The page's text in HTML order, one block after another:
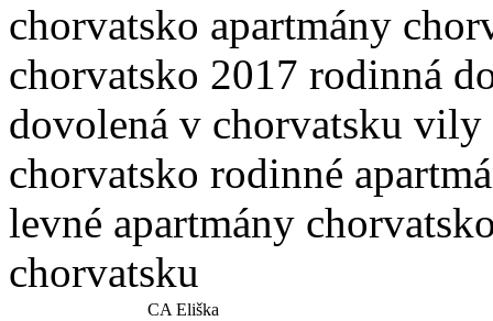
chorvatsko apartmány
chorvatsko 2017 rodinná
dovolená v chorvatsku vily
chorvatsko rodinné
levné apartmány
chorvatsku
CA Eliška